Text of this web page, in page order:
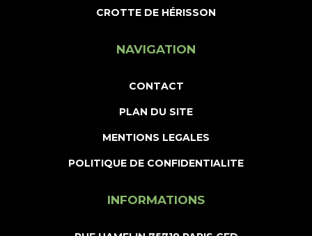
CROTTE DE HÉRISSON
NAVIGATION
CONTACT
PLAN DU SITE
MENTIONS LEGALES
POLITIQUE DE CONFIDENTIALITE
INFORMATIONS